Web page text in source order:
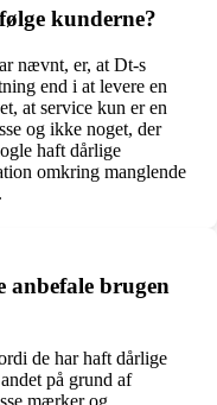
kunderne?
nævnt, er, at Dt-s
end i at levere en
at service kun er en
og ikke noget, der
haft dårlige
omkring manglende
brugen
de har haft dårlige
på grund af
mærker og